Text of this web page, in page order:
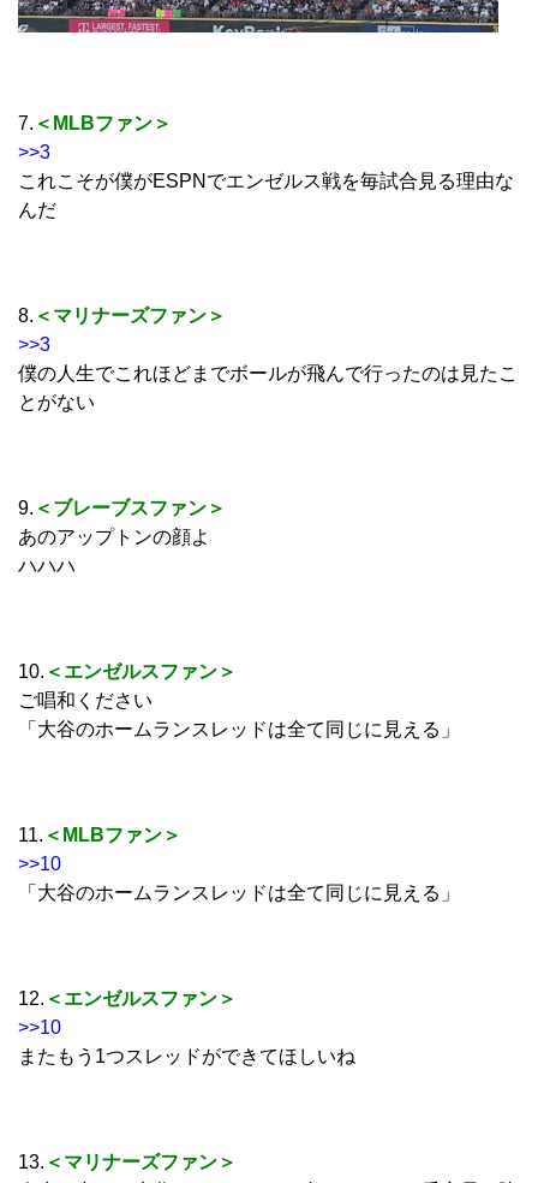
7. ＜MLBファン＞
>>3
これこそが僕がESPNでエンゼルス戦を毎試合見る理由な
んだ
8. ＜マリナーズファン＞
>>3
僕の人生でこれほどまでボールが飛んで行ったのは見たこ
とがない
9. ＜ブレーブスファン＞
あのアップトンの顔よ
ハハハ
10. ＜エンゼルスファン＞
ご唱和ください
「大谷のホームランスレッドは全て同じに見える」
11. ＜MLBファン＞
>>10
「大谷のホームランスレッドは全て同じに見える」
12. ＜エンゼルスファン＞
>>10
またもう1つスレッドができてほしいね
13. ＜マリナーズファン＞